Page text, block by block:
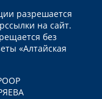
разрешается
на сайт.
без
«Алтайская